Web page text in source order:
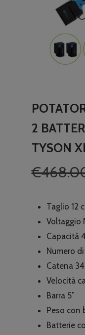
2
TYSON
€
Taglio 12
Voltaggio
Capacità
Numero
Catena
Velocità
Barra 5″
Peso con
Batterie